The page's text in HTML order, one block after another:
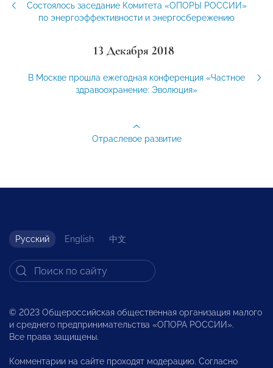
Состоялось заседание Комитета «ОПОРЫ РОССИИ»
по энергоэффективности и энергосбережению
13 Декабря 2018
В Москве прошла ежегодная конференция «Частное
здравоохранение: Эволюция»
Отраслевое развитие
Русский English 中文
© 2023 Общероссийская общественная организация малого
и среднего предпринимательства «ОПОРА РОССИИ».
Все права защищены.
Комментарии на сайте проходят модерацию. Согласно